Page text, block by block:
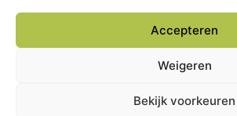
Toolbar openen Accepteren
Weigeren
Bekijk voorkeuren